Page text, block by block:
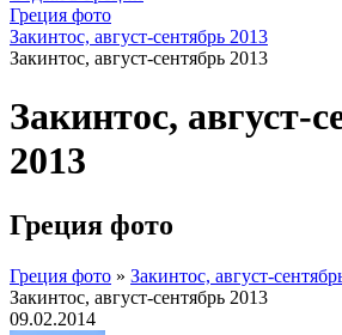
Греция фото
Закинтос, август-сентябрь 2013
Закинтос, август-сентябрь 2013
Закинтос, август-
2013
Греция фото
Греция фото » Закинтос, август-
Закинтос, август-сентябрь 2013
09.02.2014